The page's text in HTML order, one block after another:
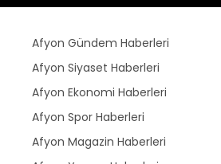
Afyon Gündem Haberleri
Afyon Siyaset Haberleri
Afyon Ekonomi Haberleri
Afyon Spor Haberleri
Afyon Magazin Haberleri